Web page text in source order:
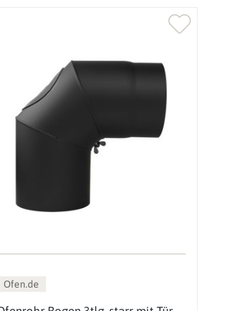
Ofen.de